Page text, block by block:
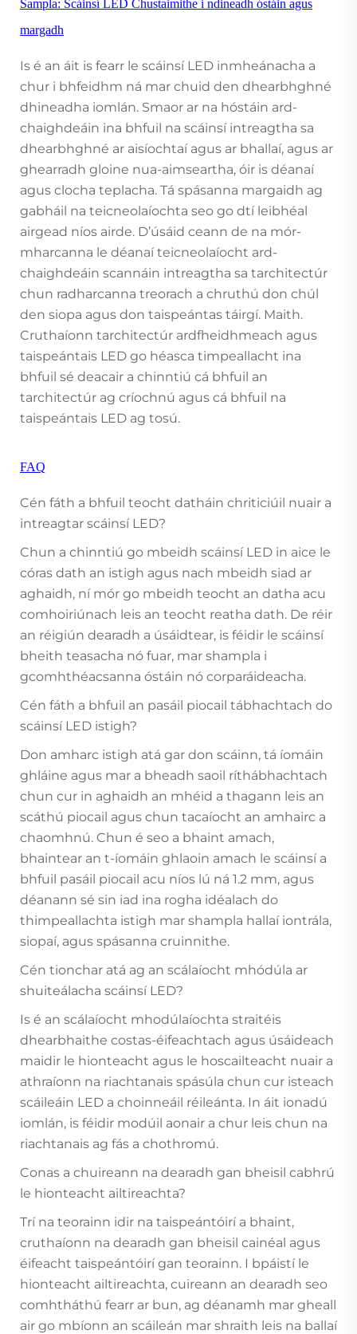
Sampla: Scáinsí LED Chustaimithe i ndineadh óstáin agus
margadh
Is é an áit is fearr le scáinsí LED inmheánacha a
chur i bhfeidhm ná mar chuid den dhearbhghné
dhineadha iomlán. Smaor ar na hóstáin ard-
chaighdeáin ina bhfuil na scáinsí intreagtha sa
dhearbhghné ar aisíochtaí agus ar bhallaí, agus ar
ghearradh gloine nua-aimseartha, óir is déanaí
agus clocha teplacha. Tá spásanna margaidh ag
gabháil na teicneolaíochta seo go dtí leibhéal
airgead níos airde. D’úsáid ceann de na mór-
mharcanna le déanaí teicneolaíocht ard-
chaighdeáin scannáin intreagtha sa tarchitectúr
chun radharcanna treorach a chruthú don chúl
den siopa agus don taispeántas táirgí. Maith.
Cruthaíonn tarchitectúr ardfheidhmeach agus
taispeántais LED go héasca timpeallacht ina
bhfuil sé deacair a chinntiú cá bhfuil an
tarchitectúr ag críochnú agus cá bhfuil na
taispeántais LED ag tosú.
FAQ
Cén fáth a bhfuil teocht datháin chriticiúil nuair a
intreagtar scáinsí LED?
Chun a chinntiú go mbeidh scáinsí LED in aice le
córas dath an istigh agus nach mbeidh siad ar
aghaidh, ní mór go mbeidh teocht an datha acu
comhoiriúnach leis an teocht reatha dath. De réir
an réigiún dearadh a úsáidtear, is féidir le scáinsí
bheith teasacha nó fuar, mar shampla i
gcomhthéacsanna óstáin nó corparáideacha.
Cén fáth a bhfuil an pasáil piocail tábhachtach do
scáinsí LED istigh?
Don amharc istigh atá gar don scáinn, tá íomáin
ghláine agus mar a bheadh saoil ríthábhachtach
chun cur in aghaidh an mhéid a thagann leis an
scáthú piocail agus chun tacaíocht an amhairc a
chaomhnú. Chun é seo a bhaint amach,
bhaintear an t-íomáin ghlaoin amach le scáinsí a
bhfuil pasáil piocail acu níos lú ná 1.2 mm, agus
déanann sé sin iad ina rogha idéalach do
thimpeallachta istigh mar shampla hallaí iontrála,
siopaí, agus spásanna cruinnithe.
Cén tionchar atá ag an scálaíocht mhódúla ar
shuiteálacha scáinsí LED?
Is é an scálaíocht mhodúlaíochta straitéis
dhearbhaithe costas-éifeachtach agus úsáideach
maidir le hionteacht agus le hoscailteacht nuair a
athraíonn na riachtanais spásúla chun cur isteach
scáileáin LED a choinneáil réileánta. In áit ionadú
iomlán, is féidir modúil aonair a chur leis chun na
riachtanais ag fás a chothromú.
Conas a chuireann na dearadh gan bheisil cabhrú
le hionteacht ailtireachta?
Trí na teorainn idir na taispeántóirí a bhaint,
cruthaíonn na dearadh gan bheisil cainéal agus
éifeacht taispeántóirí gan teorainn. I bpáistí le
hionteacht ailtireachta, cuireann an dearadh seo
comhtháthú fearr ar bun, ag déanamh mar gheall
air go mbíonn an scáileán mar shraith leis na ballaí